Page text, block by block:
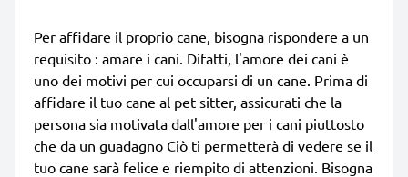
Per affidare il proprio cane, bisogna rispondere a un
requisito : amare i cani. Difatti, l'amore dei cani è
uno dei motivi per cui occuparsi di un cane. Prima di
affidare il tuo cane al pet sitter, assicurati che la
persona sia motivata dall'amore per i cani piuttosto
che da un guadagno Ciò ti permetterà di vedere se il
tuo cane sarà felice e riempito di attenzioni. Bisogna